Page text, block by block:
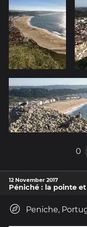
0
12 November 2017
Péniché : la pointe
Peniche,